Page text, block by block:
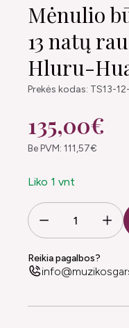
Mėnulio
13 natų
Hluru-
Prekės kodas: TS13-
135,00€
Be PVM: 111,57€
Liko 1 vnt
Reikia pagalbos?